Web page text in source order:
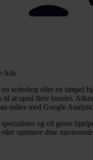
Ads
webshop eller en simpel
til at opnå flere kunder.
måles med Google
og vil gerne
eller optimere dine